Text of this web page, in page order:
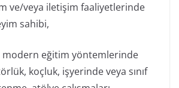
ve/veya iletişim faaliyetlerinde
sahibi,
modern eğitim yöntemlerinde
koçluk, işyerinde veya sınıf